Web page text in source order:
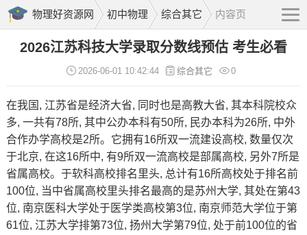
物理好资源网 初中物理 综合其它 内容页
2026江苏科技大学录取分数线预估 考生必看
2026-06-01 10:42:44 综合其它 0
在我国, 江苏省是经济大省, 同时也是高教大省, 其本科院校众
多, 一共有78所, 其中公办本科有50所, 民办本科为26所, 中外
合作办学高校是2所。它拥有16所双一流建设高校, 数量仅次
于北京, 在这16所中, 有9所双一流高校是部属高校, 另外7所是
省属高校。于软科高校排名里头, 总计有16所高校处于排名前
100位, 当中省属高校里头排名最高的是苏州大学, 其处在第43
位, 南京医科大学处于医学类高校第3位, 南京师范大学位于第
61位, 江苏大学排第73位, 扬州大学第79位, 处于前100位的省